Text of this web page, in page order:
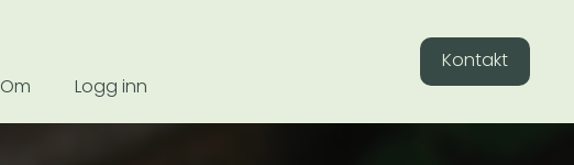
Om Logg inn
Kontakt